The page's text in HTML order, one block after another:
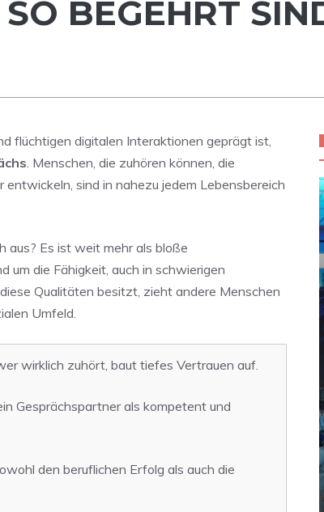
BEGEHRT
flüchtigen digitalen Interaktionen geprägt ist,
. Menschen, die zuhören können, die
sind in nahezu jedem Lebensbereich
aus? Es ist weit mehr als bloße
um die Fähigkeit, auch in schwierigen
Qualitäten besitzt, zieht andere Menschen
Umfeld.
wirklich zuhört, baut tiefes Vertrauen auf.
Gesprächspartner als kompetent und
den beruflichen Erfolg als auch die